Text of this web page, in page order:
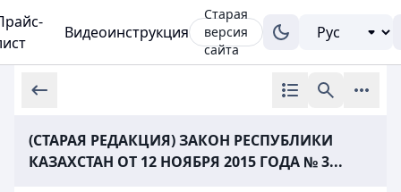
Видеоинструкция
Старая
версия
сайта
(СТАРАЯ РЕДАКЦИЯ) ЗАКОН РЕСПУБЛИКИ
КАЗАХСТАН ОТ 12 НОЯБРЯ 2015 ГОДА № 3...